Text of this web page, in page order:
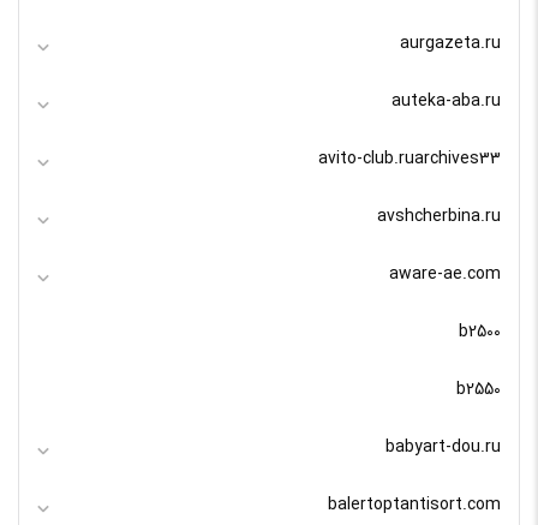
aurgazeta.ru
auteka-aba.ru
avito-club.ruarchives33
avshcherbina.ru
aware-ae.com
b2500
b2550
babyart-dou.ru
balertoptantisort.com